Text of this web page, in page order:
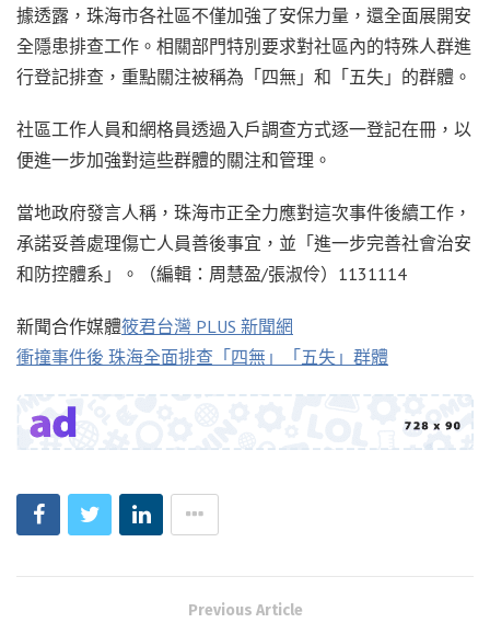
據透露，珠海市各社區不僅加強了安保力量，還全面展開安
全隱患排查工作。相關部門特別要求對社區內的特殊人群進
行登記排查，重點關注被稱為「四無」和「五失」的群體。
社區工作人員和網格員透過入戶調查方式逐一登記在冊，以
便進一步加強對這些群體的關注和管理。
當地政府發言人稱，珠海市正全力應對這次事件後續工作，
承諾妥善處理傷亡人員善後事宜，並「進一步完善社會治安
和防控體系」。（編輯：周慧盈/張淑伶）1131114
新聞合作媒體筱君台灣 PLUS 新聞網
衝撞事件後 珠海全面排查「四無」「五失」群體
Previous Article